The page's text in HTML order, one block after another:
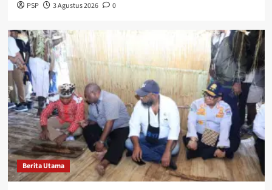
PSP 3 Agustus 2026 0
Berita Utama